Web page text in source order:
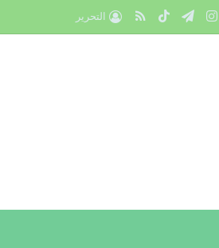
انستقرام
تيلقرام‫TikTokملخص الموقع RSS
التحرير